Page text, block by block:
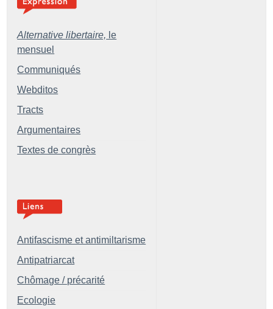
Alternative libertaire, le
mensuel
Communiqués
Webditos
Tracts
Argumentaires
Textes de congrès
Antifascisme et antimiltarisme
Antipatriarcat
Chômage / précarité
Ecologie